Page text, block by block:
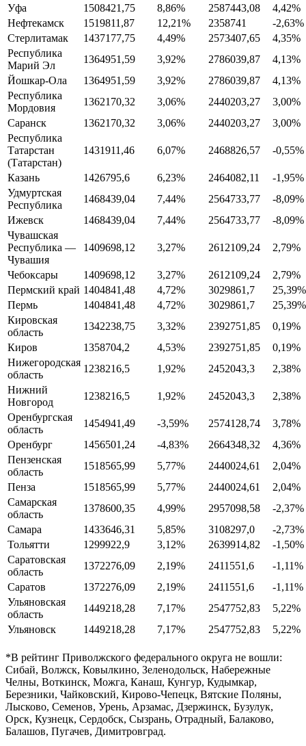
Уфа
1508421,75 8,86% 2587443,08
4,42%
Нефтекамск
1519811,87 12,21% 2358741
-2,63%
Стерлитамак
1437177,75 4,49% 2573407,65
4,35%
Республика
Марий Эл
1364951,59 3,92% 2786039,87
4,13%
Йошкар-Ола
1364951,59 3,92% 2786039,87
4,13%
Республика
Мордовия
1362170,32 3,06% 2440203,27
3,00%
Саранск
1362170,32 3,06% 2440203,27
3,00%
Республика
Татарстан
(Татарстан)
1431911,46 6,07% 2468826,57 -0,55%
Казань 1426795,6 6,23% 2464082,11
-1,95%
Удмуртская
Республика
1468439,04 7,44% 2564733,77
-8,09%
Ижевск
1468439,04 7,44% 2564733,77
-8,09%
Чувашская
Республика —
Чувашия
1409698,12 3,27% 2612109,24 2,79%
Чебоксары 1409698,12 3,27% 2612109,24
2,79%
Пермский край 1404841,48 4,72% 3029861,7
25,39%
Пермь
1404841,48 4,72% 3029861,7
25,39%
Кировская
область
1342238,75 3,32% 2392751,85
0,19%
Киров
1358704,2 4,53% 2392751,85
0,19%
Нижегородская
область
1238216,5 1,92% 2452043,3
2,38%
Нижний
Новгород
1238216,5 1,92% 2452043,3
2,38%
Оренбургская
область
1454941,49 -3,59% 2574128,74
3,78%
Оренбург
1456501,24 -4,83% 2664348,32
4,36%
Пензенская
область
1518565,99 5,77% 2440024,61
2,04%
Пенза
1518565,99 5,77% 2440024,61
2,04%
Самарская
область
1378600,35 4,99% 2957098,58
-2,37%
Самара
1433646,31 5,85% 3108297,0
-2,73%
Тольятти
1299922,9 3,12% 2639914,82
-1,50%
Саратовская
область
1372276,09 2,19% 2411551,6
-1,11%
Саратов
1372276,09 2,19% 2411551,6
-1,11%
Ульяновская
область
1449218,28 7,17% 2547752,83
5,22%
Ульяновск
1449218,28 7,17% 2547752,83 5,22%
*В рейтинг Приволжского федерального округа не вошли:
Сибай, Волжск, Ковылкино, Зеленодольск, Набережные
Челны, Воткинск, Можга, Канаш, Кунгур, Кудымкар,
Березники, Чайковский, Кирово-Чепецк, Вятские Поляны,
Лысково, Семенов, Урень, Арзамас, Дзержинск, Бузулук,
Орск, Кузнецк, Сердобск, Сызрань, Отрадный, Балаково,
Балашов, Пугачев, Димитровград.